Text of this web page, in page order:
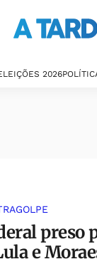
2026
preso
e